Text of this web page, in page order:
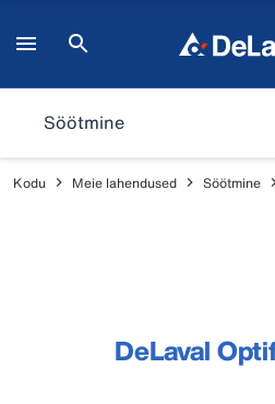
Söötmine
Kodu Meie lahendused Söötmine
DeLaval